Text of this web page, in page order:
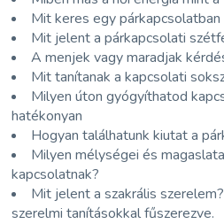
Mit keres egy
Mit jelent a párkapcsolati
A menjek vagy maradjak
Mit tanítanak a kapcsolati
Milyen úton gyógyíthatod
hatékonyan
Hogyan találhatunk kiutat a
Milyen mélységei és
kapcsolatnak?
Mit jelent a szakrális
szerelmi tanításokkal fűszerezve.